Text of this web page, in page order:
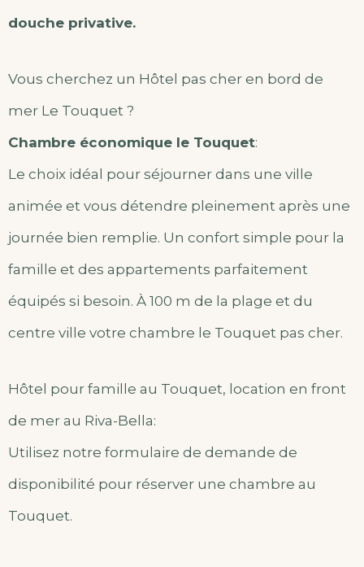
douche privative.
Vous cherchez un Hôtel pas cher en bord de
mer Le Touquet ?
Chambre économique le Touquet:
Le choix idéal pour séjourner dans une ville
animée et vous détendre pleinement après une
journée bien remplie. Un confort simple pour la
famille et des appartements parfaitement
équipés si besoin. À 100 m de la plage et du
centre ville votre chambre le Touquet pas cher.
Hôtel pour famille au Touquet, location en front
de mer au Riva-Bella:
Utilisez notre formulaire de demande de
disponibilité pour réserver une chambre au
Touquet.